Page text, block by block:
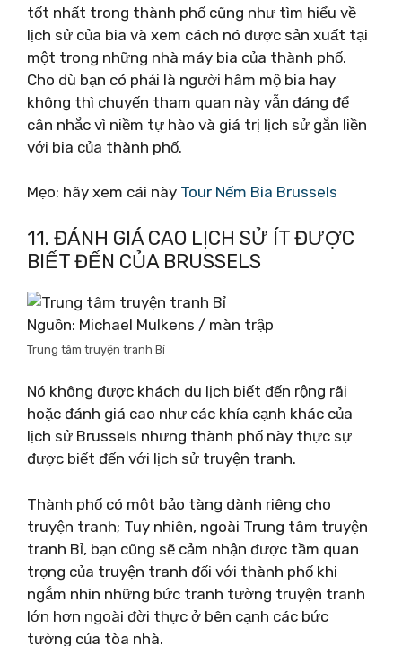
tốt nhất trong thành phố cũng như tìm hiểu về
lịch sử của bia và xem cách nó được sản xuất tại
một trong những nhà máy bia của thành phố.
Cho dù bạn có phải là người hâm mộ bia hay
không thì chuyến tham quan này vẫn đáng để
cân nhắc vì niềm tự hào và giá trị lịch sử gắn liền
với bia của thành phố.
Mẹo: hãy xem cái này Tour Nếm Bia Brussels
11. ĐÁNH GIÁ CAO LỊCH SỬ ÍT ĐƯỢC
BIẾT ĐẾN CỦA BRUSSELS
Nguồn: Michael Mulkens / màn trập
Trung tâm truyện tranh Bỉ
Nó không được khách du lịch biết đến rộng rãi
hoặc đánh giá cao như các khía cạnh khác của
lịch sử Brussels nhưng thành phố này thực sự
được biết đến với lịch sử truyện tranh.
Thành phố có một bảo tàng dành riêng cho
truyện tranh; Tuy nhiên, ngoài Trung tâm truyện
tranh Bỉ, bạn cũng sẽ cảm nhận được tầm quan
trọng của truyện tranh đối với thành phố khi
ngắm nhìn những bức tranh tường truyện tranh
lớn hơn ngoài đời thực ở bên cạnh các bức
tường của tòa nhà.